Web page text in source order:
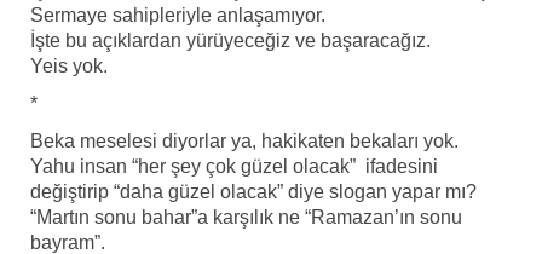
Sermaye sahipleriyle anlaşamıyor.
İşte bu açıklardan yürüyeceğiz ve başaracağız.
Yeis yok.
*
Beka meselesi diyorlar ya, hakikaten bekaları yok.
Yahu insan “her şey çok güzel olacak” ifadesini
değiştirip “daha güzel olacak” diye slogan yapar mı?
“Martın sonu bahar”a karşılık ne “Ramazan’ın sonu
bayram”.